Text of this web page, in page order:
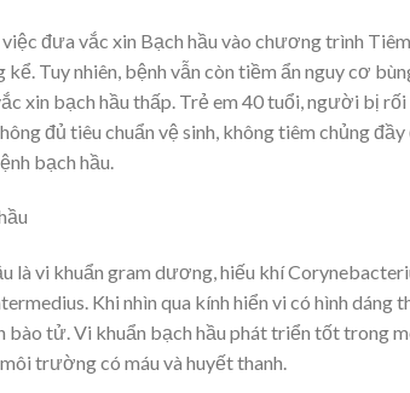
đưa vắc xin Bạch hầu vào chương trình
Tuy nhiên, bệnh vẫn còn tiềm ẩn nguy cơ
xin bạch hầu thấp. Trẻ em 40 tuổi, người bị rối
đủ tiêu chuẩn vệ sinh, không tiêm chủng
bạch hầu.
là vi khuẩn gram dương, hiếu khí
Khi nhìn qua kính hiển vi có hình dáng
bào tử. Vi khuẩn bạch hầu phát triển tốt trong
trường có máu và huyết thanh.